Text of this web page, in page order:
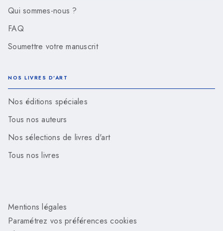
Qui sommes-nous ?
FAQ
Soumettre votre manuscrit
NOS LIVRES D'ART
Nos éditions spéciales
Tous nos auteurs
Nos sélections de livres d'art
Tous nos livres
Mentions légales
Paramétrez vos préférences cookies